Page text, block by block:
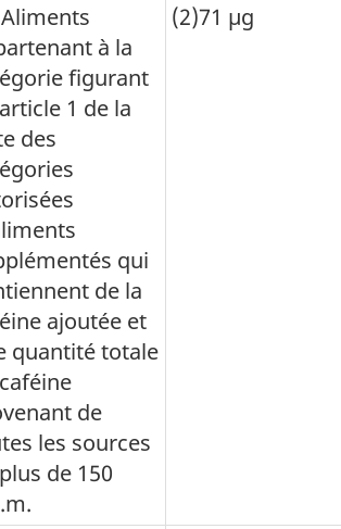
à la
figurant
1 de la
des
qui
de la
ajoutée et
quantité totale
de
les sources
de 150
(2)71 µg